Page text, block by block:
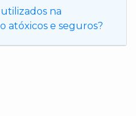
na
atóxicos e seguros?